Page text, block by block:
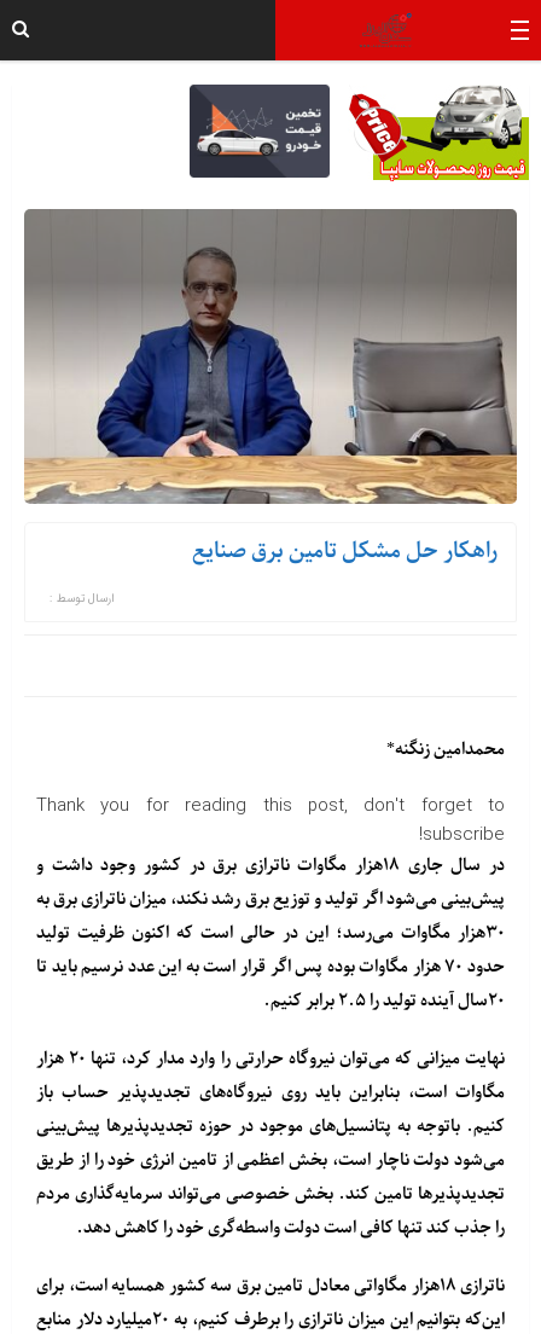
راهکار حل مشکل تامین برق صنایع
ارسال توسط :
محمدامین زنگنه*
Thank you for reading this post, don't forget to
subscribe!
در سال جاری ۱۸هزار مگاوات ناترازی برق در کشور وجود داشت و
پیش‌بینی می‌شود اگر تولید و توزیع برق رشد نکند، میزان ناترازی برق به
۳۰هزار مگاوات می‌رسد؛ این در حالی است که اکنون ظرفیت تولید
حدود ۷۰ هزار مگاوات بوده پس اگر قرار است به این عدد نرسیم باید تا
۲۰سال آینده تولید را ۲.۵ برابر کنیم.
نهایت میزانی که می‌توان نیروگاه حرارتی را وارد مدار کرد، تنها ۲۰ هزار
مگاوات است، بنابراین باید روی نیروگاه‌های تجدیدپذیر حساب باز
کنیم. باتوجه به پتانسیل‌های موجود در حوزه تجدیدپذیرها پیش‌بینی
می‌شود دولت ناچار است، بخش اعظمی از تامین انرژی خود را از طریق
تجدیدپذیرها تامین کند. بخش خصوصی می‌تواند سرمایه‌گذاری مردم
را جذب کند تنها کافی است دولت واسطه‌گری خود را کاهش دهد.
ناترازی ۱۸هزار مگاواتی معادل تامین برق سه کشور همسایه است، برای
این‌که بتوانیم این میزان ناترازی را برطرف کنیم، به ۲۰میلیارد دلار منابع